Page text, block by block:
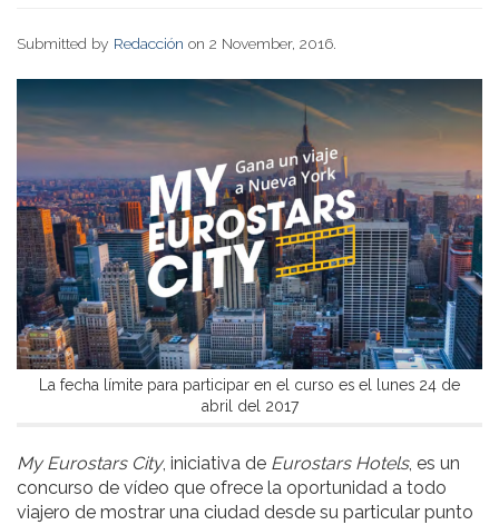
Submitted by Redacción on 2 November, 2016.
La fecha límite para participar en el curso es el lunes 24 de
abril del 2017
My Eurostars City, iniciativa de Eurostars Hotels, es un
concurso de vídeo que ofrece la oportunidad a todo
viajero de mostrar una ciudad desde su particular punto